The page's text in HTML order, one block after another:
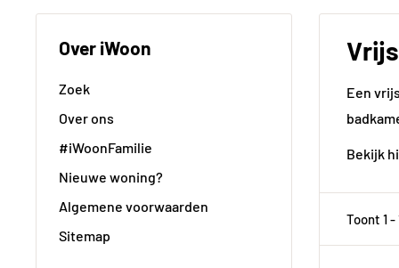
Over iWoon
Zoek
Over ons
#iWoonFamilie
Nieuwe woning?
Algemene voorwaarden
Sitemap
Een
Bekijk
Toont 1